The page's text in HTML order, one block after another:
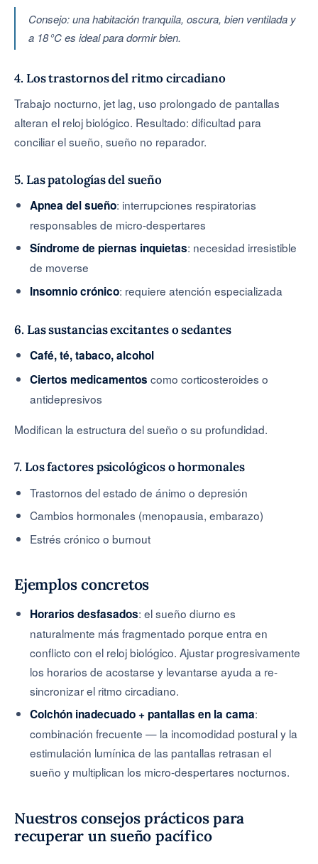
Consejo: una habitación tranquila, oscura, bien ventilada y
a 18 °C es ideal para dormir bien.
4. Los trastornos del ritmo circadiano
Trabajo nocturno, jet lag, uso prolongado de pantallas
alteran el reloj biológico. Resultado: dificultad para
conciliar el sueño, sueño no reparador.
5. Las patologías del sueño
Apnea del sueño: interrupciones respiratorias
responsables de micro-despertares
Síndrome de piernas inquietas: necesidad irresistible
de moverse
Insomnio crónico: requiere atención especializada
6. Las sustancias excitantes o sedantes
Café, té, tabaco, alcohol
Ciertos medicamentos como corticosteroides o
antidepresivos
Modifican la estructura del sueño o su profundidad.
7. Los factores psicológicos o hormonales
Trastornos del estado de ánimo o depresión
Cambios hormonales (menopausia, embarazo)
Estrés crónico o burnout
Ejemplos concretos
Horarios desfasados: el sueño diurno es
naturalmente más fragmentado porque entra en
conflicto con el reloj biológico. Ajustar progresivamente
los horarios de acostarse y levantarse ayuda a re-
sincronizar el ritmo circadiano.
Colchón inadecuado + pantallas en la cama:
combinación frecuente — la incomodidad postural y la
estimulación lumínica de las pantallas retrasan el
sueño y multiplican los micro-despertares nocturnos.
Nuestros consejos prácticos para
recuperar un sueño pacífico